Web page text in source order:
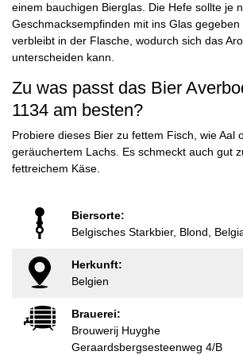
einem bauchigen Bierglas. Die Hefe sollte je
Geschmacksempfinden mit ins Glas
verbleibt in der Flasche, wodurch sich das
unterscheiden kann.
Zu was passt das Bier
1134 am besten?
Probiere dieses Bier zu fettem Fisch, wie Aal
geräuchertem Lachs. Es schmeckt auch gut
fettreichem Käse.
Biersorte:
Belgisches Starkbier, Blond,
Herkunft:
Belgien
Brauerei:
Brouwerij Huyghe
Geraardsbergsesteenweg 4/B